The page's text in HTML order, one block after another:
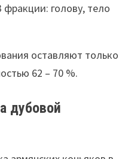
фракции: голову, тело
оставляют только
62 – 70 %.
дубовой